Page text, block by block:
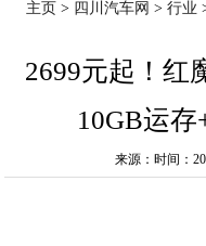
主页 > 四川汽车网 >行业
2699元起！红
10GB运存
来源：时间：